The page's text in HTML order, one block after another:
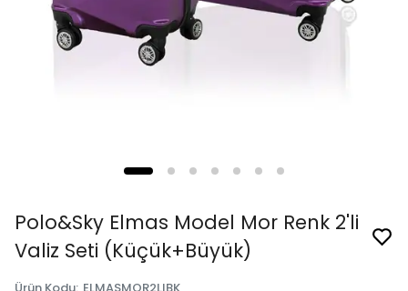
Polo&Sky Elmas Model Mor Renk 2'li
Valiz Seti (Küçük+Büyük)